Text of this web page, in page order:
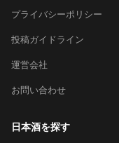
プライバシーポリシー
投稿ガイドライン
運営会社
お問い合わせ
日本酒を探す